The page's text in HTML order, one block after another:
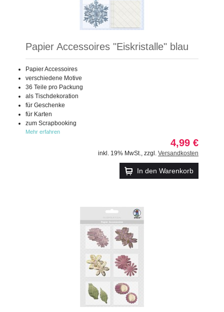
Papier Accessoires "Eiskristalle" blau
Papier Accessoires
verschiedene Motive
36 Teile pro Packung
als Tischdekoration
für Geschenke
für Karten
zum Scrapbooking
Mehr erfahren
4,99 €
inkl. 19% MwSt. zzgl. Versandkosten
In den Warenkorb